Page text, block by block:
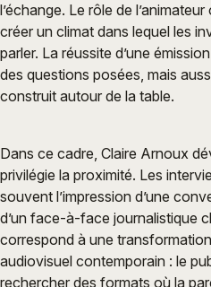
l’échange. Le rôle de
créer un climat dans lequel les
parler. La réussite d’une
des questions posées, mais
construit autour de la table.
Dans ce cadre, Claire Arnoux
privilégie la proximité. Les
souvent l’impression d’une
d’un face-à-face journalistique
correspond à une
audiovisuel contemporain : le
rechercher des formats où la